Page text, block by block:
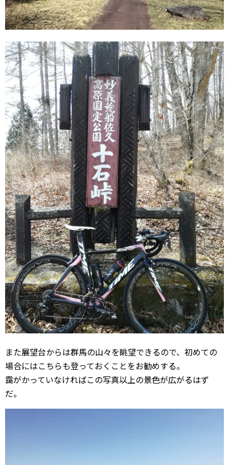
また展望台からは群馬の山々を眺望できるので、初めての
場合にはこちらも登っておくことをお勧めする。
靄がかっていなければこの写真以上の景色が広がるはず
だ。